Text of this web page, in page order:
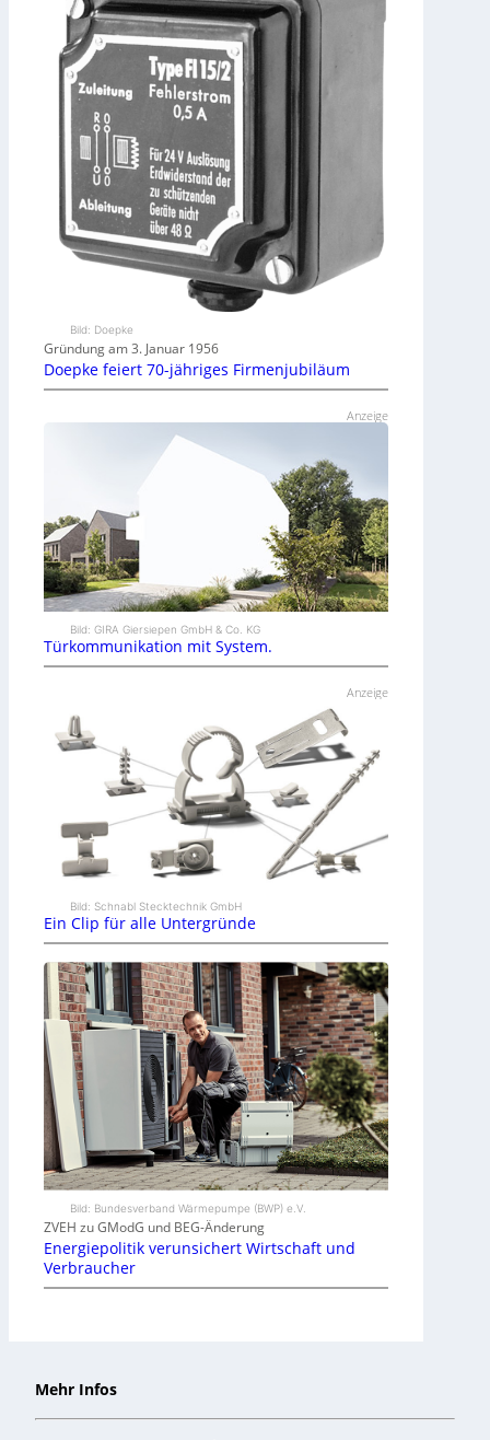
Bild: Doepke
Gründung am 3. Januar 1956
Doepke feiert 70-jähriges Firmenjubiläum
Anzeige
Bild: GIRA Giersiepen GmbH & Co. KG
Türkommunikation mit System.
Anzeige
Bild: Schnabl Stecktechnik GmbH
Ein Clip für alle Untergründe
Bild: Bundesverband Wärmepumpe (BWP) e.V.
ZVEH zu GModG und BEG-Änderung
Energiepolitik verunsichert Wirtschaft und
Verbraucher
Mehr Infos